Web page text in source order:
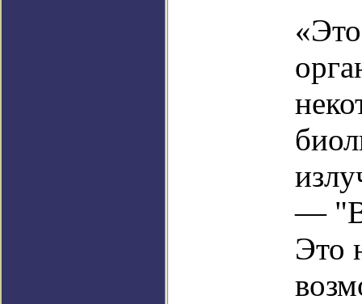
—
Это